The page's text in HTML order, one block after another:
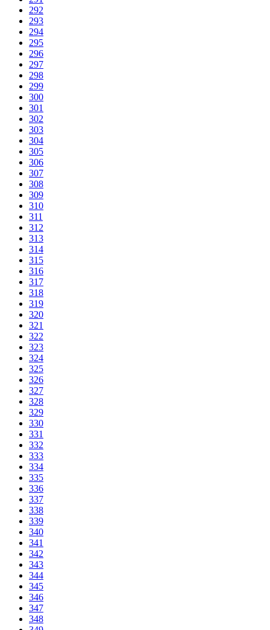
292
293
294
295
296
297
298
299
300
301
302
303
304
305
306
307
308
309
310
311
312
313
314
315
316
317
318
319
320
321
322
323
324
325
326
327
328
329
330
331
332
333
334
335
336
337
338
339
340
341
342
343
344
345
346
347
348